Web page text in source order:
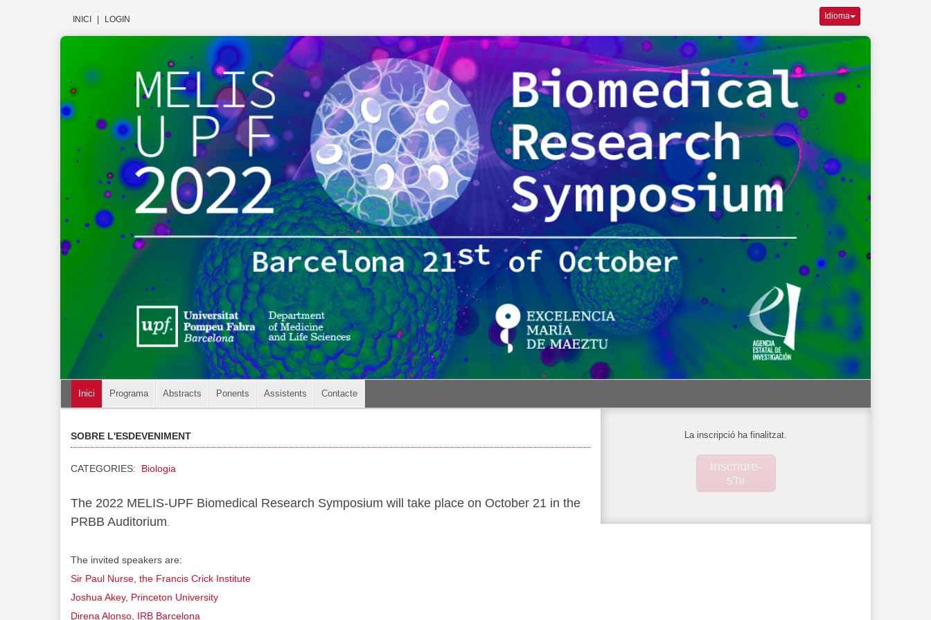
INICI LOGIN Idioma
Inici Programa Abstracts Ponents Assistents Contacte
SOBRE L'ESDEVENIMENT
CATEGORIES: Biologia
The 2022 MELIS-UPF Biomedical Research Symposium will take place on October 21 in the
PRBB Auditorium.
The invited speakers are:
Sir Paul Nurse, the Francis Crick Institute
Joshua Akey, Princeton University
Direna Alonso, IRB Barcelona
La inscripció ha finalitzat.
Inscriure-
s'hi